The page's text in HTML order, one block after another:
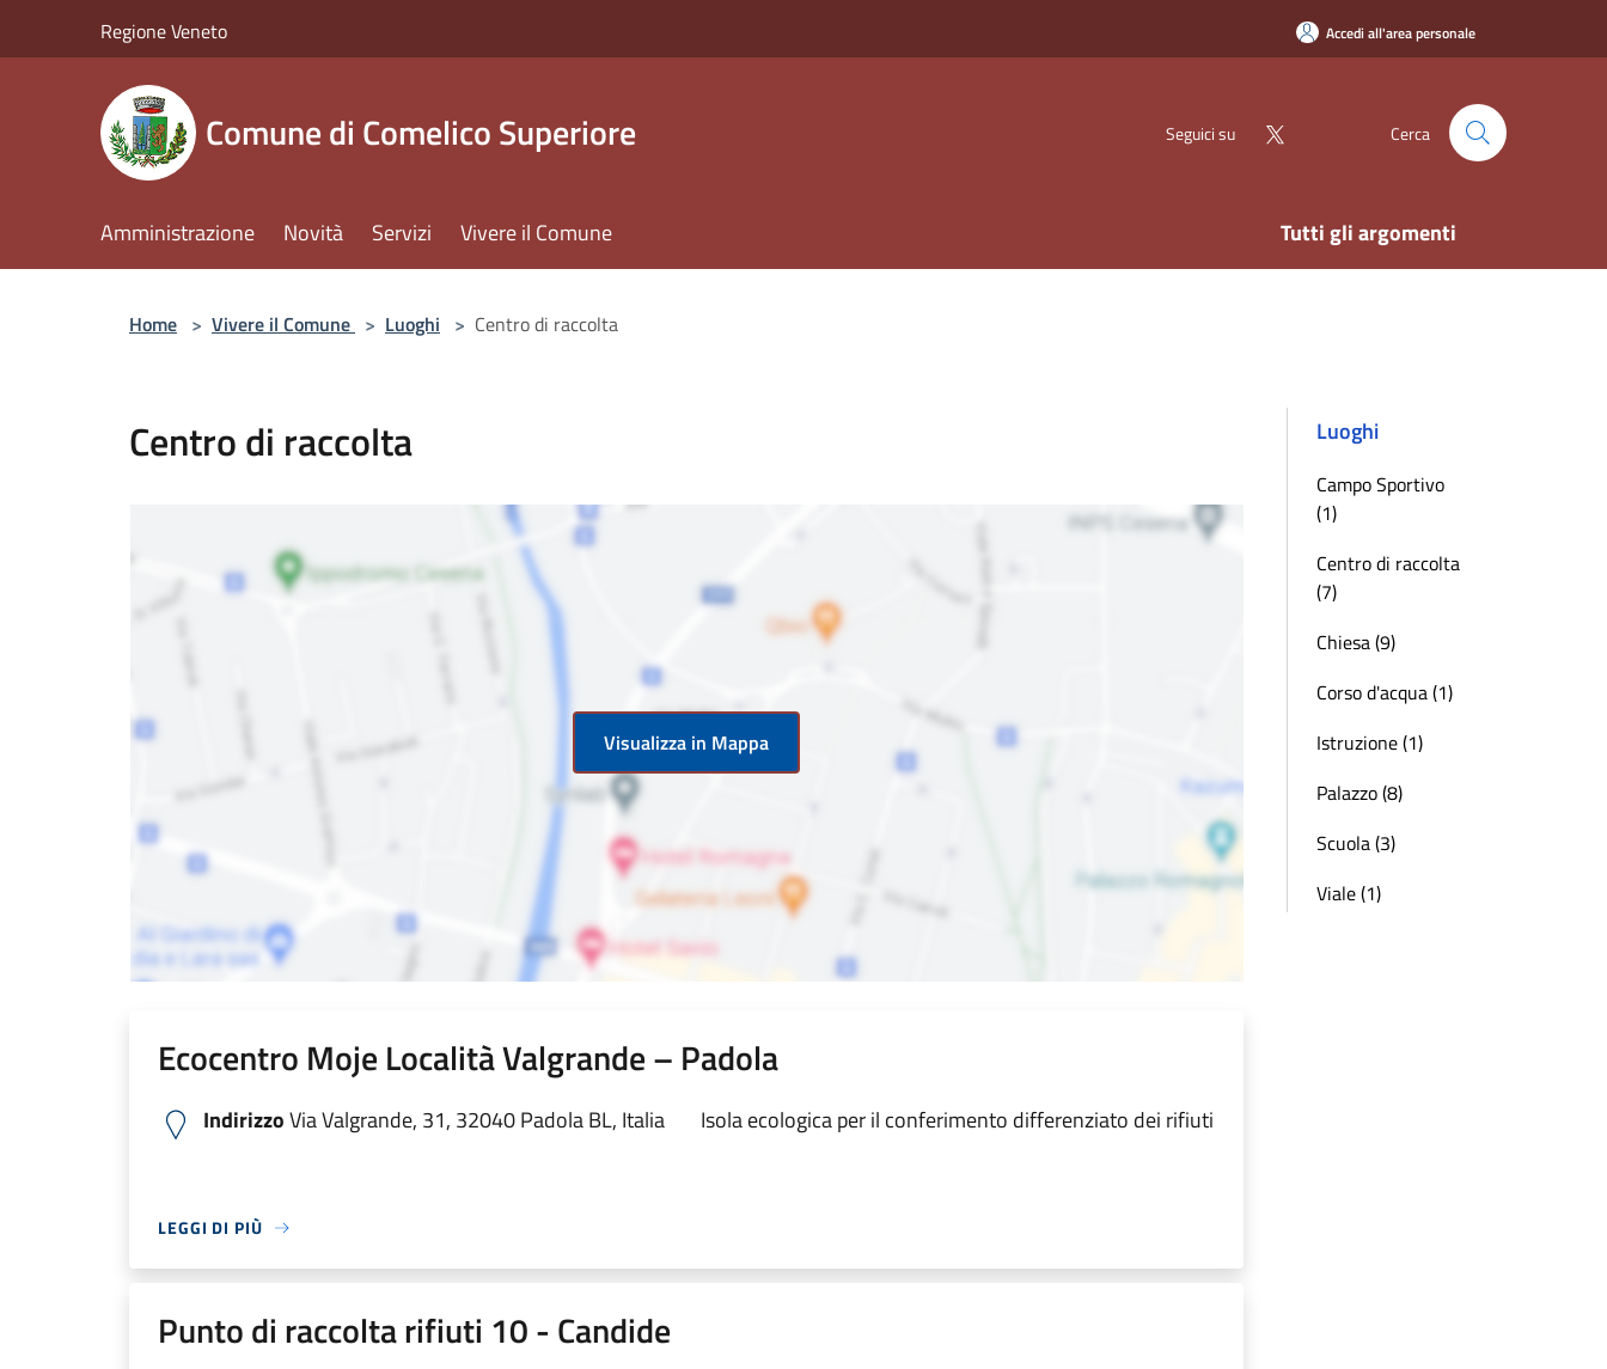
Regione Veneto Accedi all'area personale
Comune di Comelico Superiore Seguici su Cerca
Amministrazione Novità Servizi Vivere il Comune Tutti gli argomenti
Home > Vivere il Comune > Luoghi > Centro di raccolta
Centro di raccolta
Visualizza in Mappa
Ecocentro Moje Località Valgrande – Padola
IndirizzoVia Valgrande, 31, 32040 Padola BL, Italia Isola ecologica per il conferimento differenziato dei rifiuti
LEGGI DI PIÙ
Punto di raccolta rifiuti 10 - Candide
Luoghi
Campo Sportivo
(1)
Centro di raccolta
(7)
Chiesa (9)
Corso d'acqua (1)
Istruzione (1)
Palazzo (8)
Scuola (3)
Viale (1)